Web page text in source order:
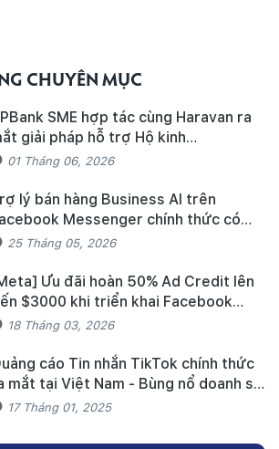
CHUYÊN MỤC
SME hợp tác cùng Haravan ra
giải pháp hỗ trợ Hộ kinh
Doanh nghiệp tiếp cận nguồn
quả
01 Tháng 06, 2026
lý bán hàng Business AI trên
Messenger chính thức có
trên Haravan Harasocial
25 Tháng 05, 2026
Ưu đãi hoàn 50% Ad Credit lên
$3000 khi triển khai Facebook
Messages dành cho khách
18 Tháng 03, 2026
cáo Tin nhắn TikTok chính thức
mắt tại Việt Nam - Bùng nổ doanh số
Tết cùng TikTok và Haravan
17 Tháng 01, 2025